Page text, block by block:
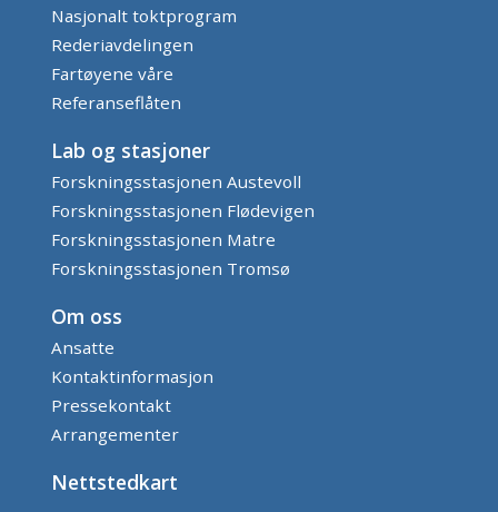
Nasjonalt toktprogram
Rederiavdelingen
Fartøyene våre
Referanseflåten
Lab og stasjoner
Forskningsstasjonen Austevoll
Forskningsstasjonen Flødevigen
Forskningsstasjonen Matre
Forskningsstasjonen Tromsø
Om oss
Ansatte
Kontaktinformasjon
Pressekontakt
Arrangementer
Nettstedkart